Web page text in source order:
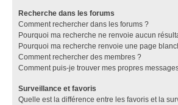
Recherche dans les forums
Comment rechercher dans les forums ?
Pourquoi ma recherche ne renvoie aucun
Pourquoi ma recherche renvoie une page
Comment rechercher des membres ?
Comment puis-je trouver mes propres
Surveillance et favoris
Quelle est la différence entre les favoris et la